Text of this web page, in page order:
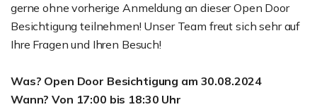
gerne ohne vorherige Anmeldung an dieser Open Door
Besichtigung teilnehmen! Unser Team freut sich sehr auf
Ihre Fragen und Ihren Besuch!
Was? Open Door Besichtigung am 30.08.2024
Wann? Von 17:00 bis 18:30 Uhr